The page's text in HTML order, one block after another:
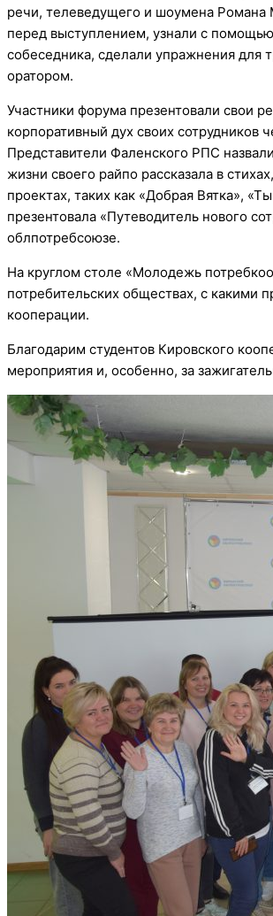
речи, телеведущего и шоумена
перед выступлением, узнали с
собеседника, сделали упражнения для
оратором.
Участники форума презентовали свои
корпоративный дух своих сотрудников
Представители Фаленского РПС
жизни своего райпо рассказала в
проектах, таких как «Добрая Вятка»,
презентовала «Путеводитель нового
облпотребсоюзе.
На круглом столе «Молодежь
потребительских обществах, с какими
кооперации.
Благодарим студентов Кировского
мероприятия и, особенно, за